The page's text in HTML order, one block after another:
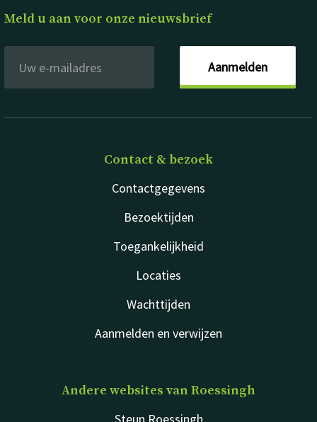
Meld u aan voor onze nieuwsbrief
Aanmelden
Contact & bezoek
Contactgegevens
Locaties
Bezoektijden
Wachttijden
Toegankelijkheid
Aanmelden en verwijzen
Andere websites van Roessingh